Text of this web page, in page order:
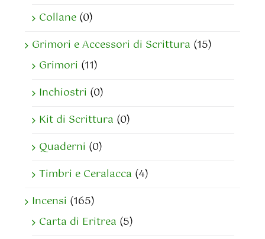
Collane (0)
Grimori e Accessori di Scrittura (15)
Grimori (11)
Inchiostri (0)
Kit di Scrittura (0)
Quaderni (0)
Timbri e Ceralacca (4)
Incensi (165)
Carta di Eritrea (5)